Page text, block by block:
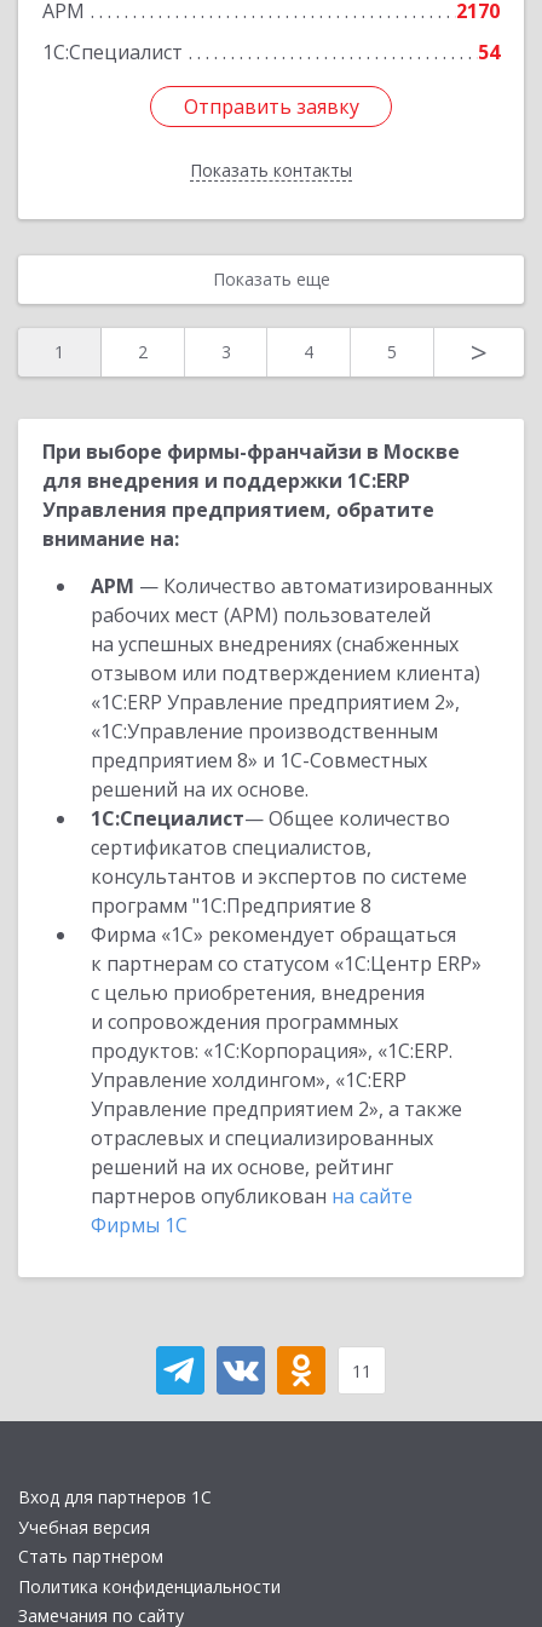
АРМ
2170
1С:Специалист
54
Отправить заявку
Показать контакты
Отправить заявку
Назад
Показать еще
1 2 3 4 5 >
При выборе фирмы-франчайзи в Москве
для внедрения и поддержки 1С:ERP
Управления предприятием, обратите
внимание на:
АРМ — Количество автоматизированных
рабочих мест (АРМ) пользователей
на успешных внедрениях (снабженных
отзывом или подтверждением клиента)
«1С:ERP Управление предприятием 2»,
«1С:Управление производственным
предприятием 8» и 1С-Совместных
решений на их основе.
1С:Специалист— Общее количество
сертификатов специалистов,
консультантов и экспертов по системе
программ "1С:Предприятие 8
Фирма «1С» рекомендует обращаться
к партнерам со статусом «1С:Центр ERP»
с целью приобретения, внедрения
и сопровождения программных
продуктов: «1С:Корпорация», «1С:ERP.
Управление холдингом», «1С:ERP
Управление предприятием 2», а также
отраслевых и специализированных
решений на их основе, рейтинг
партнеров опубликован на сайте
Фирмы 1С
11
Вход для партнеров 1С
Учебная версия
Стать партнером
Политика конфиденциальности
Замечания по сайту